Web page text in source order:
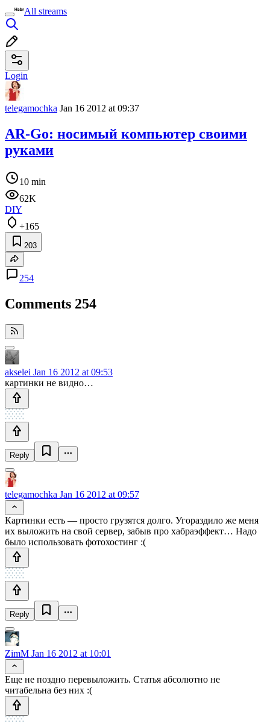
All streams
Login
telegamochka Jan 16 2012 at 09:37
AR-Go: носимый компьютер своими
руками
10 min
62K
DIY
+165
203
254
Comments 254
akselei Jan 16 2012 at 09:53
картинки не видно…
Reply
telegamochka Jan 16 2012 at 09:57
Картинки есть — просто грузятся долго. Угораздило же меня
их выложить на свой сервер, забыв про хабраэффект… Надо
было использовать фотохостинг :(
Reply
ZimM Jan 16 2012 at 10:01
Еще не поздно перевыложить. Статья абсолютно не
читабельна без них :(